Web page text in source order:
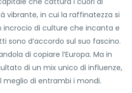
vibrante, in cui la raffinatezza si
incrocio di culture che incanta e
sono d’accordo sul suo fascino.
di copiare l’Europa. Ma in
di un mix unico di influenze,
di entrambi i mondi.